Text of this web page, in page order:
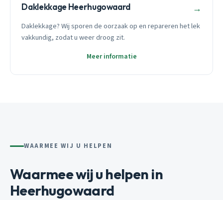
Daklekkage Heerhugowaard →
Daklekkage? Wij sporen de oorzaak op en repareren het lek
vakkundig, zodat u weer droog zit.
Meer informatie
WAARMEE WIJ U HELPEN
Waarmee wij u helpen in
Heerhugowaard